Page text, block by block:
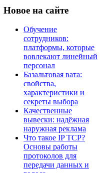
Новое на сайте
Обучение
сотрудников:
платформы, которые
вовлекают линейный
персонал
Базальтовая вата:
свойства,
характеристики и
секреты выбора
Качественные
вывески: надёжная
наружная реклама
Что такое IP TCP?
Основы работы
протоколов для
передачи данных и